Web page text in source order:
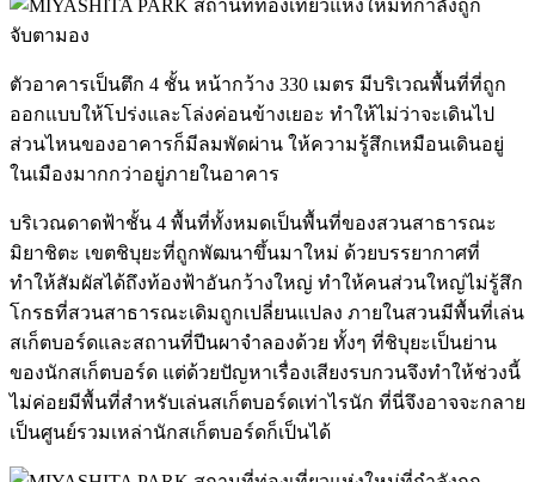
ตัวอาคารเป็นตึก 4 ชั้น หน้ากว้าง 330 เมตร มีบริเวณพื้นที่ที่ถูก
ออกแบบให้โปร่งและโล่งค่อนข้างเยอะ ทำให้ไม่ว่าจะเดินไป
ส่วนไหนของอาคารก็มีลมพัดผ่าน ให้ความรู้สึกเหมือนเดินอยู่
ในเมืองมากกว่าอยู่ภายในอาคาร
บริเวณดาดฟ้าชั้น 4 พื้นที่ทั้งหมดเป็นพื้นที่ของสวนสาธารณะ
มิยาชิตะ เขตชิบุยะที่ถูกพัฒนาขึ้นมาใหม่ ด้วยบรรยากาศที่
ทำให้สัมผัสได้ถึงท้องฟ้าอันกว้างใหญ่ ทำให้คนส่วนใหญ่ไม่รู้สึก
โกรธที่สวนสาธารณะเดิมถูกเปลี่ยนแปลง ภายในสวนมีพื้นที่เล่น
สเก็ตบอร์ดและสถานที่ปีนผาจำลองด้วย ทั้งๆ ที่ชิบุยะเป็นย่าน
ของนักสเก็ตบอร์ด แต่ด้วยปัญหาเรื่องเสียงรบกวนจึงทำให้ช่วงนี้
ไม่ค่อยมีพื้นที่สำหรับเล่นสเก็ตบอร์ดเท่าไรนัก ที่นี่จึงอาจจะกลาย
เป็นศูนย์รวมเหล่านักสเก็ตบอร์ดก็เป็นได้